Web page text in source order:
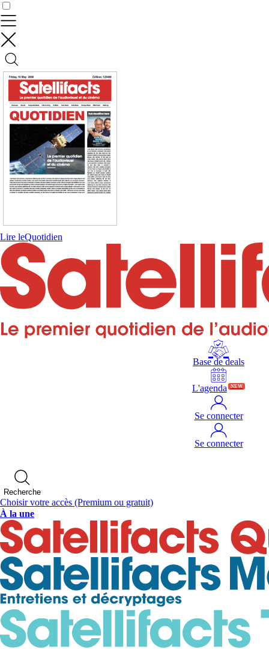
Lire leQuotidien
Base de deals
L'agenda NEW
Se connecter
Se connecter
Recherche
Choisir votre accès (Premium ou gratuit)
À la une
Contrôler vos données